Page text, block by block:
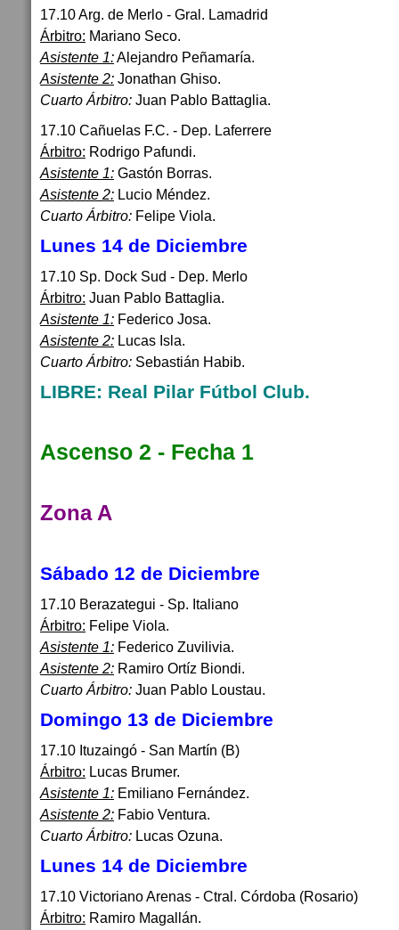
17.10 Arg. de Merlo - Gral. Lamadrid
Árbitro: Mariano Seco.
Asistente 1:Alejandro Peñamaría.
Asistente 2: Jonathan Ghiso.
Cuarto Árbitro: Juan Pablo Battaglia.
17.10 Cañuelas F.C. - Dep. Laferrere
Árbitro: Rodrigo Pafundi.
Asistente 1: Gastón Borras.
Asistente 2: Lucio Méndez.
Cuarto Árbitro: Felipe Viola.
Lunes 14 de Diciembre
17.10 Sp. Dock Sud - Dep. Merlo
Árbitro: Juan Pablo Battaglia.
Asistente 1: Federico Josa.
Asistente 2: Lucas Isla.
Cuarto Árbitro: Sebastián Habib.
LIBRE: Real Pilar Fútbol Club.
Ascenso 2 - Fecha 1
Zona A
Sábado 12 de Diciembre
17.10 Berazategui - Sp. Italiano
Árbitro: Felipe Viola.
Asistente 1: Federico Zuvilivia.
Asistente 2: Ramiro Ortíz Biondi.
Cuarto Árbitro: Juan Pablo Loustau.
Domingo 13 de Diciembre
17.10 Ituzaingó - San Martín (B)
Árbitro: Lucas Brumer.
Asistente 1: Emiliano Fernández.
Asistente 2: Fabio Ventura.
Cuarto Árbitro: Lucas Ozuna.
Lunes 14 de Diciembre
17.10 Victoriano Arenas - Ctral. Córdoba (Rosario)
Árbitro: Ramiro Magallán.